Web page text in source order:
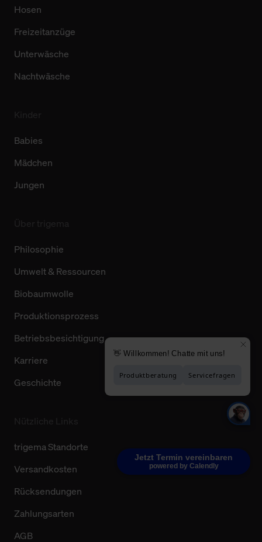
Jetzt Termin vereinbaren
powered by Calendly
Hosen
Freizeitanzüge
Unterwäsche
Nachtwäsche
Babies
Mädchen
Jungen
Philosophie
Umwelt & Ressourcen
Biobaumwolle
Produktionsprozess
Betriebsbesichtigung
Karriere
Geschichte
trigema Standorte
Versandkosten
Rücksendungen
Zahlungsarten
AGB